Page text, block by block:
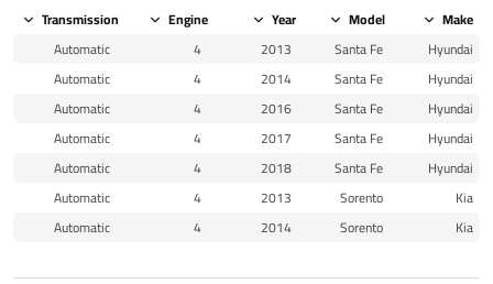
Make
Model
Year
Engine
Transmission
Hyundai
Santa Fe
2013
4
Automatic
Hyundai
Santa Fe
2014
4
Automatic
Hyundai
Santa Fe
2016
4
Automatic
Hyundai
Santa Fe
2017
4
Automatic
Hyundai
Santa Fe
2018
4
Automatic
Kia
Sorento
2013
4
Automatic
Kia
Sorento
2014
4
Automatic